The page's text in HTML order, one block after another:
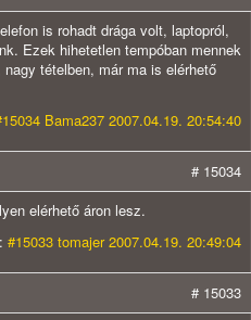
is rohadt drága volt, laptopról,
Ezek hihetetlen tempóban mennek
tételben, már ma is elérhető
Bama237 2007.04.19. 20:54:40
# 15034
elérhető áron lesz.
#15033 tomajer 2007.04.19. 20:49:04
# 15033